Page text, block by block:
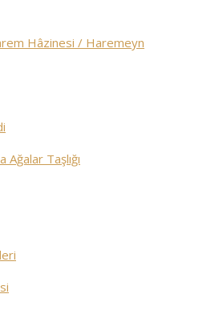
Hâzinesi / Haremeyn
Taşlığı